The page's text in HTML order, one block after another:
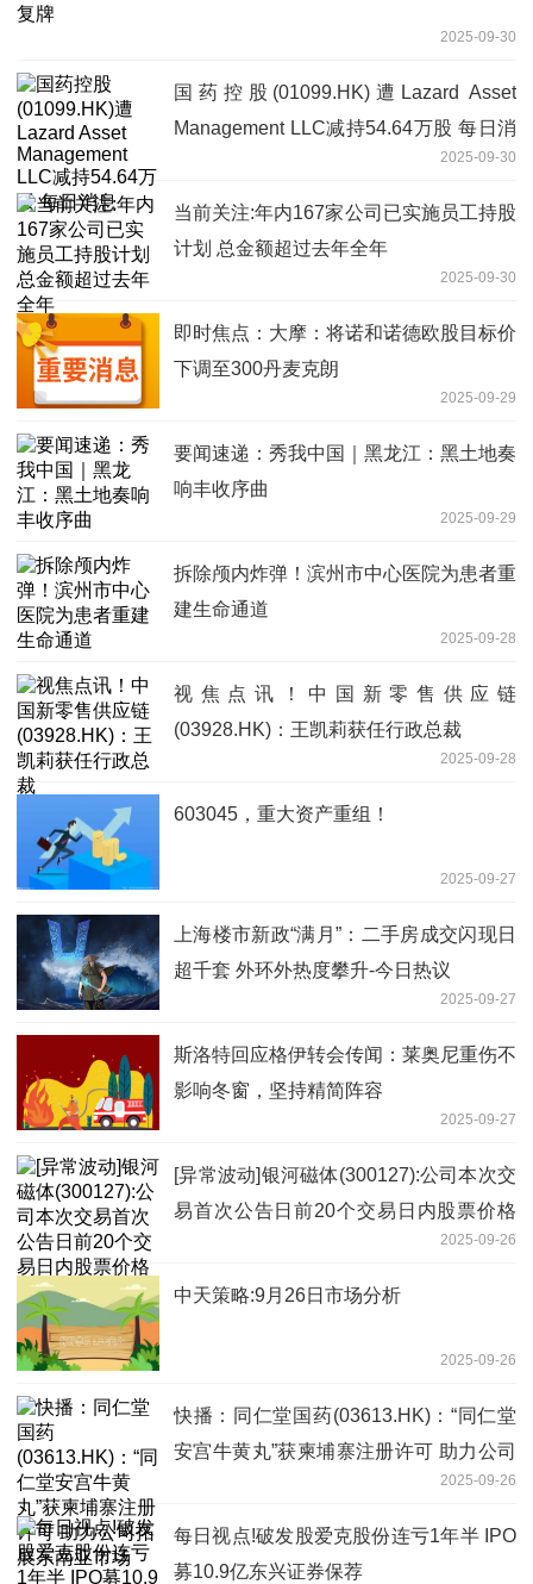
2025-09-30
国药控股(01099.HK)遭Lazard Asset
Management LLC减持54.64万股 每日消
2025-09-30
当前关注:年内167家公司已实施员工持股
计划 总金额超过去年全年
2025-09-30
即时焦点：大摩：将诺和诺德欧股目标价
下调至300丹麦克朗
2025-09-29
要闻速递：秀我中国｜黑龙江：黑土地奏
响丰收序曲
2025-09-29
拆除颅内炸弹！滨州市中心医院为患者重
建生命通道
2025-09-28
视焦点讯！中国新零售供应链
(03928.HK)：王凯莉获任行政总裁
2025-09-28
603045，重大资产重组！
2025-09-27
上海楼市新政“满月”：二手房成交闪现日
超千套 外环外热度攀升-今日热议
2025-09-27
斯洛特回应格伊转会传闻：莱奥尼重伤不
影响冬窗，坚持精简阵容
2025-09-27
[异常波动]银河磁体(300127):公司本次交
易首次公告日前20个交易日内股票价格
2025-09-26
中天策略:9月26日市场分析
2025-09-26
快播：同仁堂国药(03613.HK)：“同仁堂
安宫牛黄丸”获柬埔寨注册许可 助力公司
2025-09-26
每日视点!破发股爱克股份连亏1年半 IPO
募10.9亿东兴证券保荐